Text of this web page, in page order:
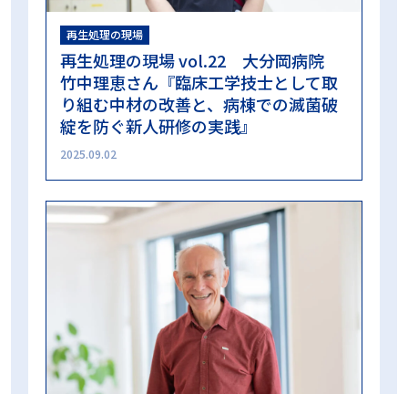
再生処理の現場
再生処理の現場 vol.22 大分岡病院
竹中理恵さん『臨床工学技士として取
り組む中材の改善と、病棟での滅菌破
綻を防ぐ新人研修の実践』
2025.09.02